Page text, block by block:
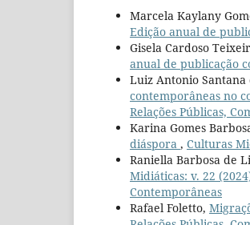
Marcela Kaylany
Edição anual de
Gisela Cardoso
anual de publicação
Luiz Antonio Santana
contemporâneas no
Relações Públicas,
Karina Gomes
diáspora , Culturas
Raniella Barbosa de
Midiáticas: v. 22
Contemporâneas
Rafael Foletto,